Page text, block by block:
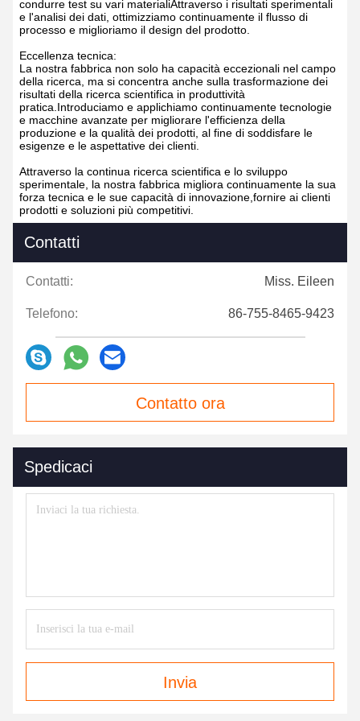
condurre test su vari materialiAttraverso i risultati sperimentali
e l'analisi dei dati, ottimizziamo continuamente il flusso di
processo e miglioriamo il design del prodotto.
Eccellenza tecnica:
La nostra fabbrica non solo ha capacità eccezionali nel campo
della ricerca, ma si concentra anche sulla trasformazione dei
risultati della ricerca scientifica in produttività
pratica.Introduciamo e applichiamo continuamente tecnologie
e macchine avanzate per migliorare l'efficienza della
produzione e la qualità dei prodotti, al fine di soddisfare le
esigenze e le aspettative dei clienti.
Attraverso la continua ricerca scientifica e lo sviluppo
sperimentale, la nostra fabbrica migliora continuamente la sua
forza tecnica e le sue capacità di innovazione,fornire ai clienti
prodotti e soluzioni più competitivi.
Contatti
Contatti: Miss. Eileen
Telefono: 86-755-8465-9423
Contatto ora
Spedicaci
Invia